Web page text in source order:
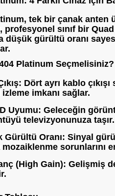
, tek bir çanak anten
profesyonel sınıf bir
düşük gürültü oranı
Platinum Seçmelisiniz?
Dört ayrı kablo
imkanı sağlar.
Uyumu: Geleceğin
televizyonunuza taşır.
Gürültü Oranı: Sinyal
sorunlarını
(High Gain): Gelişmiş